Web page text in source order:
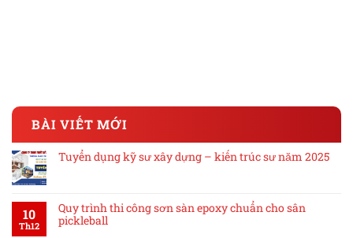
BÀI VIẾT MỚI
Tuyển dụng kỹ sư xây dựng – kiến trúc sư năm 2025
10
Th12
Quy trình thi công sơn sàn epoxy chuẩn cho sân
pickleball